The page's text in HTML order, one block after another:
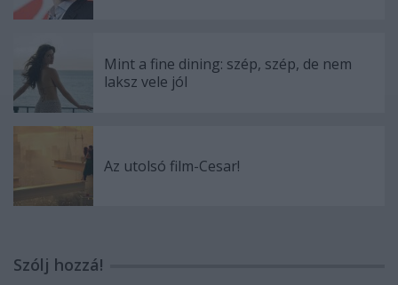
Mint a fine dining: szép, szép, de nem
laksz vele jól
Az utolsó film-Cesar!
Szólj hozzá!